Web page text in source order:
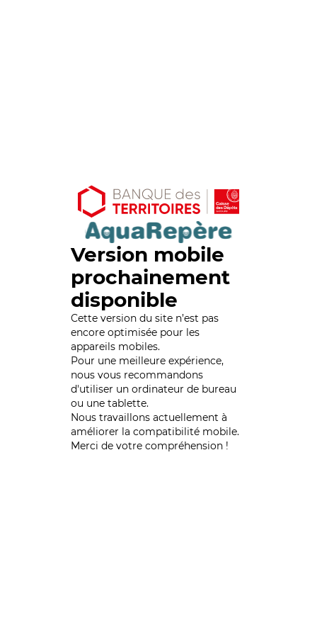
Version mobile
prochainement
disponible
Cette version du site n’est pas
encore optimisée pour les
appareils mobiles.
Pour une meilleure expérience,
nous vous recommandons
d'utiliser un ordinateur de bureau
ou une tablette.
Nous travaillons actuellement à
améliorer la compatibilité mobile.
Merci de votre compréhension !